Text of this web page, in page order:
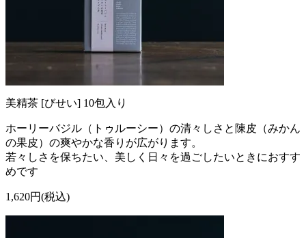
美精茶 [びせい] 10包入り
ホーリーバジル（トゥルーシー）の清々しさと陳皮（みかん
の果皮）の爽やかな香りが広がります。
若々しさを保ちたい、美しく日々を過ごしたいときにおすす
めです
1,620円(税込)